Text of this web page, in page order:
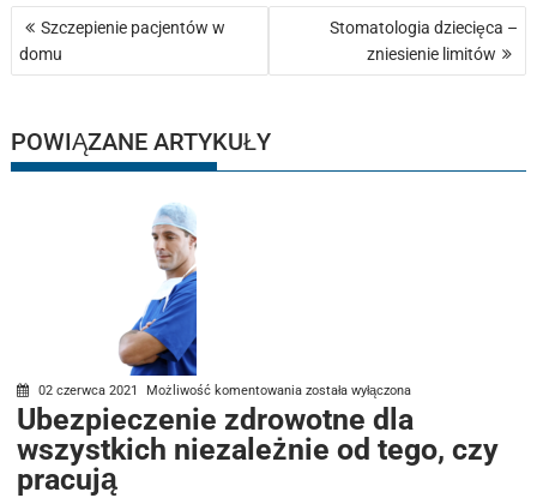
Nawigacja
wpisu
Szczepienie pacjentów w
domu
Stomatologia dziecięca –
zniesienie limitów
POWIĄZANE ARTYKUŁY
02 czerwca 2021 Możliwość komentowaniaUbezpieczenie
zdrowotne
dla
została wyłączona
Ubezpieczenie zdrowotne dla
wszystkich niezależnie od tego, czy
pracują